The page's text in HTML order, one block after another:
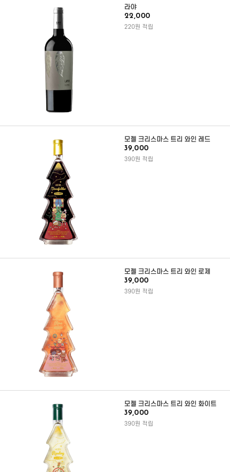
라야
22,000
220원 적립
모젤 크리스마스 트리 와인 레드
39,000
390원 적립
모젤 크리스마스 트리 와인 로제
39,000
390원 적립
모젤 크리스마스 트리 와인 화이트
39,000
390원 적립